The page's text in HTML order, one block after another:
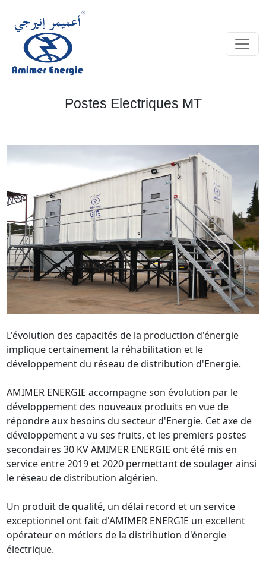
Postes Electriques MT
L'évolution des capacités de la production d'énergie
implique certainement la réhabilitation et le
développement du réseau de distribution d'Energie.
AMIMER ENERGIE accompagne son évolution par le
développement des nouveaux produits en vue de
répondre aux besoins du secteur d'Energie. Cet axe de
développement a vu ses fruits, et les premiers postes
secondaires 30 KV AMIMER ENERGIE ont été mis en
service entre 2019 et 2020 permettant de soulager ainsi
le réseau de distribution algérien.
Un produit de qualité, un délai record et un service
exceptionnel ont fait d'AMIMER ENERGIE un excellent
opérateur en métiers de la distribution d'énergie
électrique.